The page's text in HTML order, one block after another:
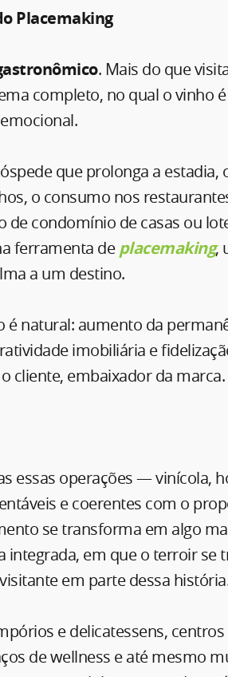
Placemaking
. Mais do que
completo, no qual o vinho
que prolonga a estadia,
o consumo nos
condomínio de casas ou
ferramenta deplacemaking,
a um destino.
natural: aumento da
imobiliária e
cliente, embaixador da marca.
essas operações — vinícola,
e coerentes com o
se transforma em algo
em que o terroir se
em parte dessa
e delicatessens,
de wellness e até mesmo